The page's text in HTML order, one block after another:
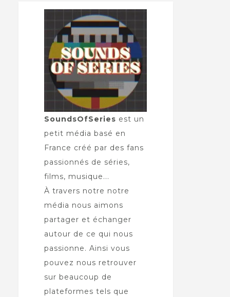
SoundsOfSeries est un
petit média basé en
France créé par des fans
passionnés de séries,
films, musique...
À travers notre notre
média nous aimons
partager et échanger
autour de ce qui nous
passionne. Ainsi vous
pouvez nous retrouver
sur beaucoup de
plateformes tels que